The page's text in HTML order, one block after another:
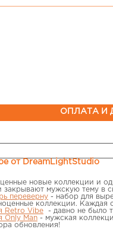
ОПЛАТА И
от DreamLightStudio
новые коллекции и
закрывают мужскую тему в
переверну - набор для
коллекции. Каждая
Retro Vibe - давно не было
Only Man - мужская
обновления!